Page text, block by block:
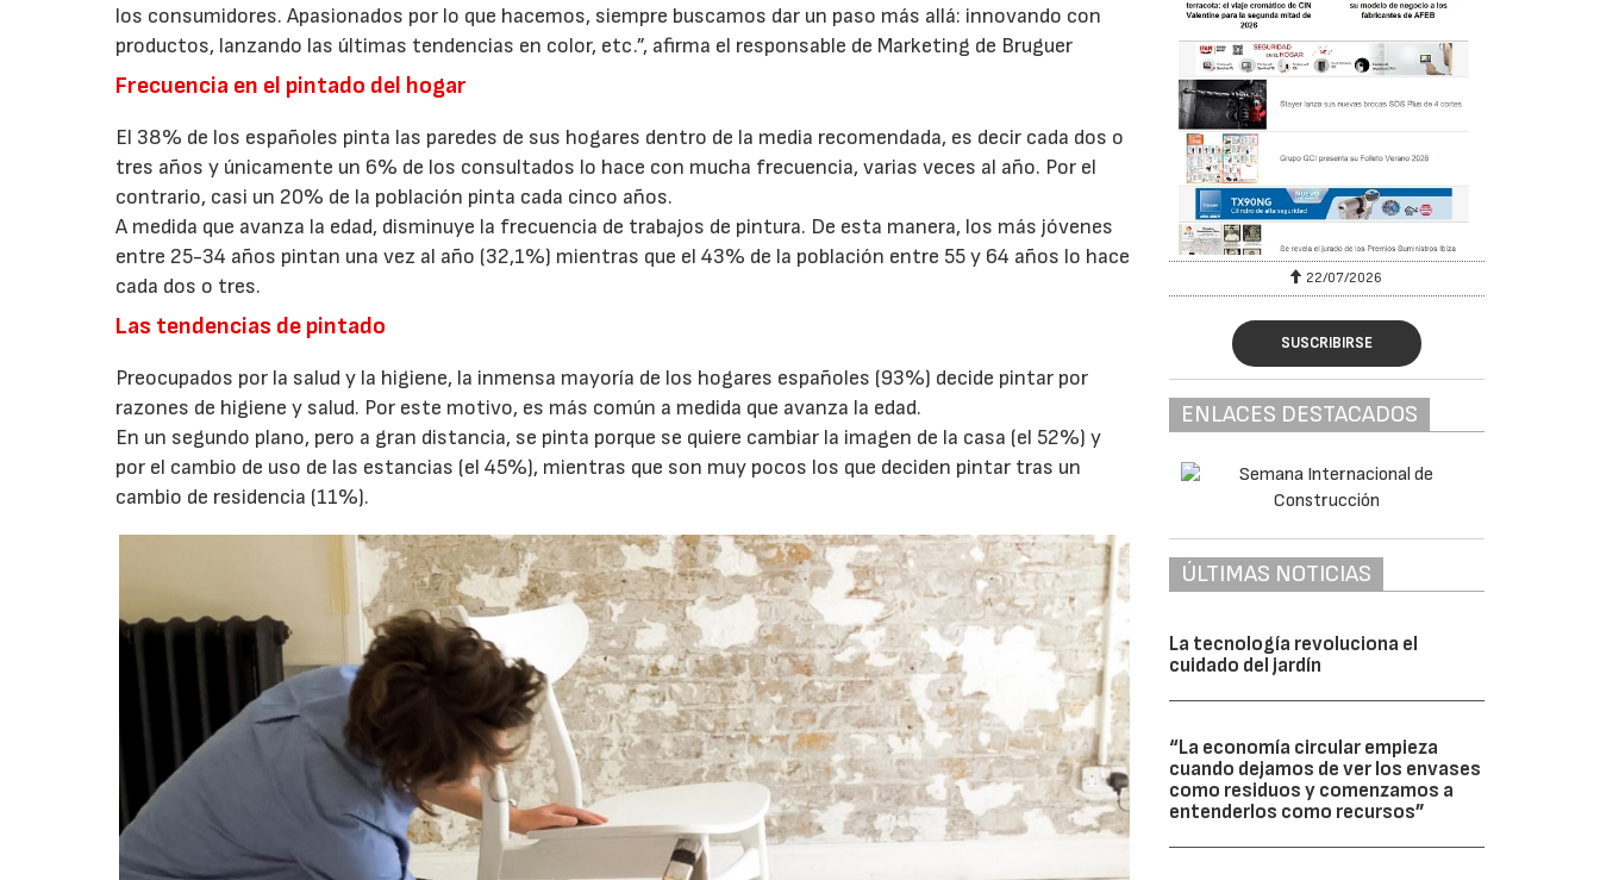
los consumidores. Apasionados por lo que hacemos, siempre buscamos dar un paso más allá: innovando con
productos, lanzando las últimas tendencias en color, etc.”, afirma el responsable de Marketing de Bruguer
Frecuencia en el pintado del hogar
El 38% de los españoles pinta las paredes de sus hogares dentro de la media recomendada, es decir cada dos o
tres años y únicamente un 6% de los consultados lo hace con mucha frecuencia, varias veces al año. Por el
contrario, casi un 20% de la población pinta cada cinco años.
A medida que avanza la edad, disminuye la frecuencia de trabajos de pintura. De esta manera, los más jóvenes
entre 25-34 años pintan una vez al año (32,1%) mientras que el 43% de la población entre 55 y 64 años lo hace
cada dos o tres.
Las tendencias de pintado
Preocupados por la salud y la higiene, la inmensa mayoría de los hogares españoles (93%) decide pintar por
razones de higiene y salud. Por este motivo, es más común a medida que avanza la edad.
En un segundo plano, pero a gran distancia, se pinta porque se quiere cambiar la imagen de la casa (el 52%) y
por el cambio de uso de las estancias (el 45%), mientras que son muy pocos los que deciden pintar tras un
cambio de residencia (11%).
22/07/2026
SUSCRIBIRSE
ENLACES DESTACADOS
ÚLTIMAS NOTICIAS
La tecnología revoluciona el
cuidado del jardín
“La economía circular empieza
cuando dejamos de ver los envases
como residuos y comenzamos a
entenderlos como recursos”